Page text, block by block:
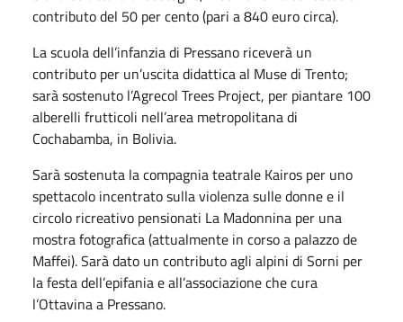
contributo del 50 per cento (pari a 840 euro circa).
La scuola dell’infanzia di Pressano riceverà un
contributo per un’uscita didattica al Muse di Trento;
sarà sostenuto l’Agrecol Trees Project, per piantare 100
alberelli frutticoli nell’area metropolitana di
Cochabamba, in Bolivia.
Sarà sostenuta la compagnia teatrale Kairos per uno
spettacolo incentrato sulla violenza sulle donne e il
circolo ricreativo pensionati La Madonnina per una
mostra fotografica (attualmente in corso a palazzo de
Maffei). Sarà dato un contributo agli alpini di Sorni per
la festa dell’epifania e all’associazione che cura
l’Ottavina a Pressano.